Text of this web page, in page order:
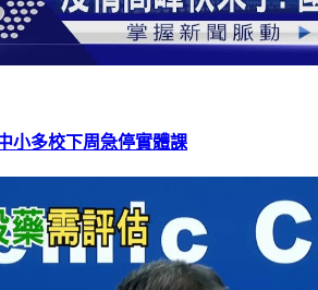
小多校下周急停實體課